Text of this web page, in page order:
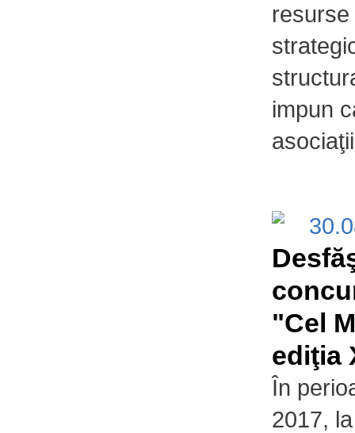
impun
asociaţii
"Cel
ediţia
În
2017,